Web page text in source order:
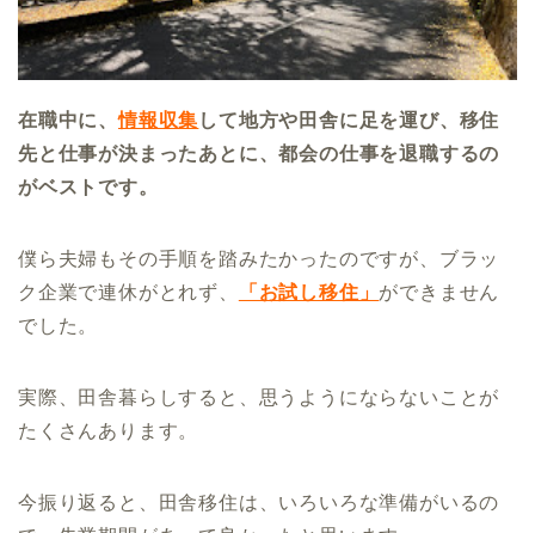
在職中に、情報収集 して地方や田舎に足を運び、移住
先と仕事が決まったあとに、都会の仕事を退職するの
がベストです。
僕ら夫婦もその手順を踏みたかったのですが、ブラッ
ク企業で連休がとれず、
「お試し移住」 ができません
でした。
実際、田舎暮らしすると、思うようにならないことが
たくさんあります。
今振り返ると、田舎移住は、いろいろな準備がいるの